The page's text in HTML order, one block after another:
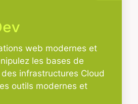
web modernes et
les bases de
infrastructures Cloud
outils modernes et